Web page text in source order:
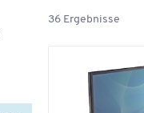
36 Ergebnisse